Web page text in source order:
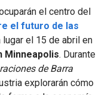
el centro del
el futuro de las
lugar el 15 de abril en
Minneapolis. Durante
de Barra
explorarán cómo